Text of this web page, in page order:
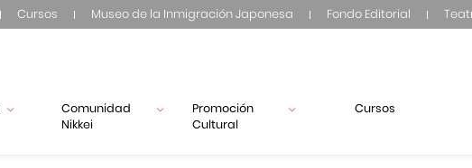
Cursos Museo de la Inmigración Japonesa Fondo Editorial
Comunidad
Nikkei
Promoción
Cultural
Cursos